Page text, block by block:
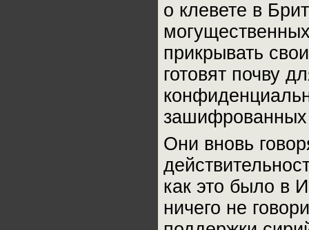
о клевете в
прикрывать
готовят почву
Они вновь
как это было в
ничего не